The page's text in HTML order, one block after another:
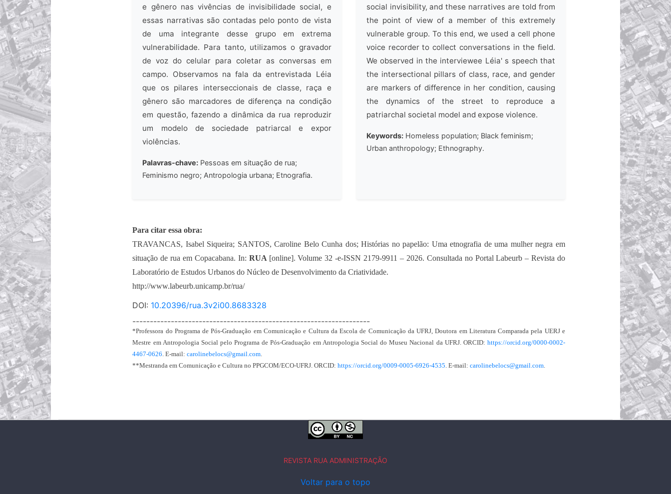
e gênero nas vivências de invisibilidade social, e
essas narrativas são contadas pelo ponto de vista
de uma integrante desse grupo em extrema
vulnerabilidade. Para tanto, utilizamos o gravador
de voz do celular para coletar as conversas em
campo. Observamos na fala da entrevistada Léia
que os pilares interseccionais de classe, raça e
gênero são marcadores de diferença na condição
em questão, fazendo a dinâmica da rua reproduzir
um modelo de sociedade patriarcal e expor
violências.
Palavras-chave: Pessoas em situação de rua;
Feminismo negro; Antropologia urbana; Etnografia.
social invisibility, and these narratives are told from
the point of view of a member of this extremely
vulnerable group. To this end, we used a cell phone
voice recorder to collect conversations in the field.
We observed in the interviewee Léia' s speech that
the intersectional pillars of class, race, and gender
are markers of difference in her condition, causing
the dynamics of the street to reproduce a
patriarchal societal model and expose violence.
Keywords:Homeless population; Black feminism;
Urban anthropology; Ethnography.
Para citar essa obra:
TRAVANCAS, Isabel Siqueira; SANTOS, Caroline Belo Cunha dos; Histórias no papelão: Uma etnografia de uma mulher negra em
situação de rua em Copacabana. In: RUA [online]. Volume 32 -e-ISSN 2179-9911 – 2026. Consultada no Portal Labeurb – Revista do
Laboratório de Estudos Urbanos do Núcleo de Desenvolvimento da Criatividade.
http://www.labeurb.unicamp.br/rua/
DOI: 10.20396/rua.3v2i00.8683328
--------------------------------------------------------------------
*Professora do Programa de Pós-Graduação em Comunicação e Cultura da Escola de Comunicação da UFRJ, Doutora em Literatura Comparada pela UERJ e
Mestre em Antropologia Social pelo Programa de Pós-Graduação em Antropologia Social do Museu Nacional da UFRJ. ORCID: https://orcid.org/0000-0002-
4467-0626 . E-mail:carolinebelocs@gmail.com
**Mestranda em Comunicação e Cultura no PPGCOM/ECO-UFRJ. ORCID:https://orcid.org/0009-0005-6926-4535 . E-mail:carolinebelocs@gmail.com
REVISTA RUA ADMINISTRAÇÃO
Voltar para o topo